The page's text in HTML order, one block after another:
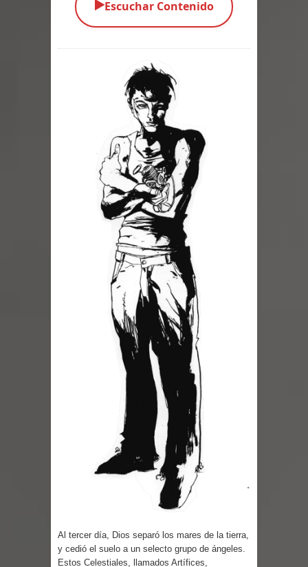
Parte 03: La Traición
Parte 01: El Comienzo
Parte 01: El Enemigo Interior
Exaltados y Muertos Vivientes
Los Muertos se Levantan (Relato)
Los Monstruos más Buscados
Parte 09: Los Muertos Cuentan
Cuentos
Parte 08: Ultratumba
Parte 07: Asuntos que Resolver
▶️Escuchar Contenido
Al tercer día, Dios separó los mares de la tierra,
y cedió el suelo a un selecto grupo de ángeles.
Estos Celestiales, llamados Artífices,